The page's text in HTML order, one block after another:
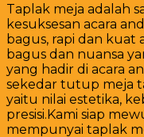
Taplak meja adalah
kesuksesan acara
bagus, rapi dan kuat
bagus dan nuansa
yang hadir di acara
sekedar tutup meja
yaitu nilai estetika,
presisi.Kami siap
mempunyai taplak